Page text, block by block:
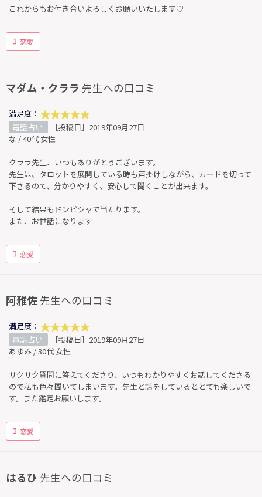
これからもお付き合いよろしくお願いいたします♡
恋愛
マダム・クララ 先生への口コミ
満足度：
電話占い
［投稿日］2019年09月27日
な / 40代 女性
クララ先生、いつもありがとうございます。
先生は、タロットを展開している時も声掛けしながら、カ―ドを切って
下さるのて、分かりやすく、安心して聞くことが出来ます。
そして結果もドンピシャで当たります。
また、お世話になります
恋愛
阿雅佐 先生への口コミ
満足度：
電話占い
［投稿日］2019年09月27日
あゆみ / 30代 女性
サクサク質問に答えてくださり、いつもわかりやすくお話してくださる
ので私も色々聞いてしまいます。先生と話をしているととても楽しいで
す。また鑑定お願いします。
恋愛
はるひ 先生への口コミ